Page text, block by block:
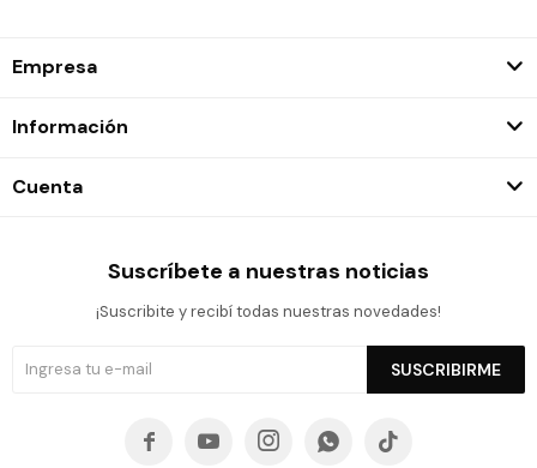
Empresa
Información
Cuenta
Suscríbete a nuestras noticias
¡Suscribite y recibí todas nuestras novedades!
SUSCRIBIRME
    